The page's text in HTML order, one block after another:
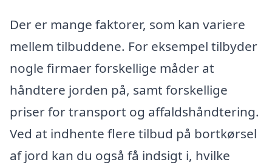
Der er mange faktorer, som kan variere
mellem tilbuddene. For eksempel tilbyder
nogle firmaer forskellige måder at
håndtere jorden på, samt forskellige
priser for transport og affaldshåndtering.
Ved at indhente flere tilbud på bortkørsel
af jord kan du også få indsigt i, hvilke